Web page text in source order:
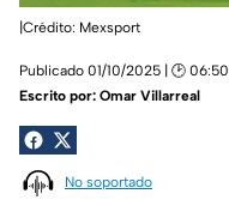
|Crédito: Mexsport
Publicado 01/10/2025 | 🕑 06:50
Escrito por: Omar Villarreal
No soportado